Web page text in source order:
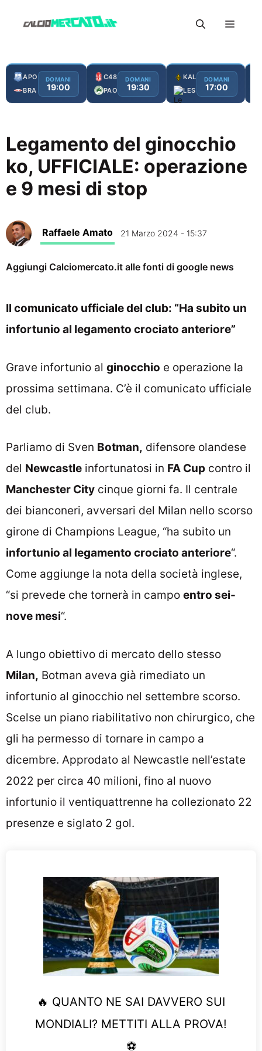
Menu
APO
BRA
DOMANI
19:00
C48
PAO
DOMANI
19:30
KAL
LES
DOMANI
17:00
Legamento del ginocchio
ko, UFFICIALE: operazione
e 9 mesi di stop
Raffaele Amato 21 Marzo 2024 - 15:37
Aggiungi Calciomercato.it alle fonti di google news
Il comunicato ufficiale del club: “Ha subito un
infortunio al legamento crociato anteriore”
Grave infortunio al ginocchio e operazione la
prossima settimana. C’è il comunicato ufficiale
del club.
Parliamo di Sven Botman, difensore olandese
del Newcastle infortunatosi in FA Cup contro il
Manchester City cinque giorni fa. Il centrale
dei bianconeri, avversari del Milan nello scorso
girone di Champions League, “ha subito un
infortunio al legamento crociato anteriore“.
Come aggiunge la nota della società inglese,
“si prevede che tornerà in campo entro sei-
nove mesi“.
A lungo obiettivo di mercato dello stesso
Milan, Botman aveva già rimediato un
infortunio al ginocchio nel settembre scorso.
Scelse un piano riabilitativo non chirurgico, che
gli ha permesso di tornare in campo a
dicembre. Approdato al Newcastle nell’estate
2022 per circa 40 milioni, fino al nuovo
infortunio il ventiquattrenne ha collezionato 22
presenze e siglato 2 gol.
🔥 QUANTO NE SAI DAVVERO SUI
MONDIALI? METTITI ALLA PROVA!
⚽